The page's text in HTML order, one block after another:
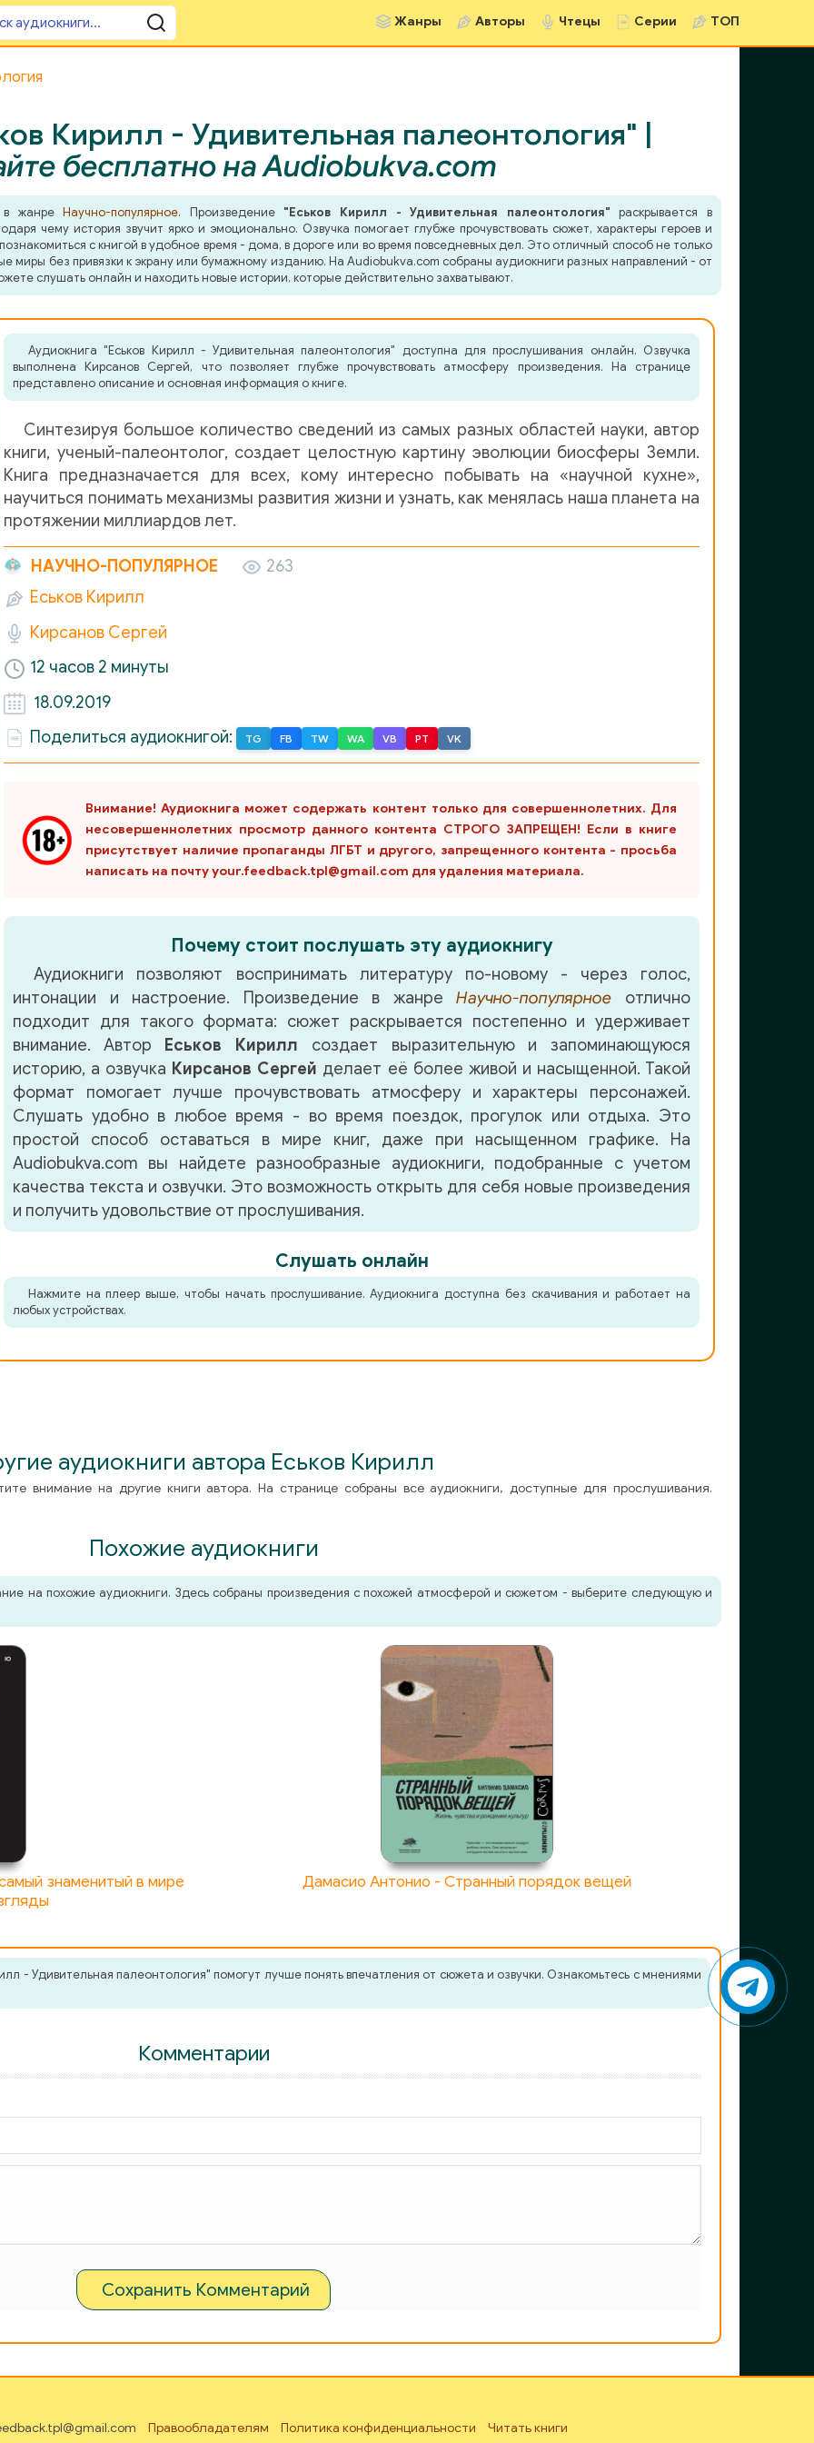
Жанры Авторы Чтецы Серии ТОП
Кирилл - Удивительная палеонтология" |
бесплатно на Audiobukva.com
в жанреНаучно-популярное. Произведение "Еськов Кирилл - Удивительная палеонтология" раскрывается в
чему история звучит ярко и эмоционально. Озвучка помогает глубже прочувствовать сюжет, характеры героев и
с книгой в удобное время - дома, в дороге или во время повседневных дел. Это отличный способ не только
миры без привязки к экрану или бумажному изданию. На Audiobukva.com собраны аудиокниги разных направлений - от
слушать онлайн и находить новые истории, которые действительно захватывают.
Аудиокнига "Еськов Кирилл - Удивительная палеонтология" доступна для прослушивания онлайн. Озвучка
выполнена Кирсанов Сергей, что позволяет глубже прочувствовать атмосферу произведения. На странице
представлено описание и основная информация о книге.
Синтезируя большое количество сведений из самых разных областей науки, автор
книги, ученый-палеонтолог, создает целостную картину эволюции биосферы Земли.
Книга предназначается для всех, кому интересно побывать на «научной кухне»,
научиться понимать механизмы развития жизни и узнать, как менялась наша планета на
протяжении миллиардов лет.
НАУЧНО-ПОПУЛЯРНОЕ
263
Еськов Кирилл
Кирсанов Сергей
12 часов 2 минуты
18.09.2019
Поделиться аудиокнигой:
TG FB TW WA VB PT VK
Внимание! Аудиокнига может содержать контент только для совершеннолетних. Для
несовершеннолетних просмотр данного контента СТРОГО ЗАПРЕЩЕН! Если в книге
присутствует наличие пропаганды ЛГБТ и другого, запрещенного контента - просьба
написать на почту your.feedback.tpl@gmail.com для удаления материала.
Почему стоит послушать эту аудиокнигу
Аудиокниги позволяют воспринимать литературу по-новому - через голос,
интонации и настроение. Произведение в жанреНаучно-популярное отлично
подходит для такого формата: сюжет раскрывается постепенно и удерживает
внимание. Автор
Еськов Кирилл создает выразительную и запоминающуюся
историю, а озвучка Кирсанов Сергей делает её более живой и насыщенной. Такой
формат помогает лучше прочувствовать атмосферу и характеры персонажей.
Слушать удобно в любое время - во время поездок, прогулок или отдыха. Это
простой способ оставаться в мире книг, даже при насыщенном графике. На
Audiobukva.com вы найдете разнообразные аудиокниги, подобранные с учетом
качества текста и озвучки. Это возможность открыть для себя новые произведения
и получить удовольствие от прослушивания.
Слушать онлайн
Нажмите на плеер выше, чтобы начать прослушивание. Аудиокнига доступна без скачивания и работает на
любых устройствах.
аудиокниги автора Еськов Кирилл
внимание на другие книги автора. На странице собраны все аудиокниги, доступные для прослушивания.
Похожие аудиокниги
на похожие аудиокниги. Здесь собраны произведения с похожей атмосферой и сюжетом - выберите следующую и
знаменитый в мире
Дамасио Антонио - Странный порядок вещей
- Удивительная палеонтология" помогут лучше понять впечатления от сюжета и озвучки. Ознакомьтесь с мнениями
Комментарии
Сохранить Комментарий
Правообладателям Политика конфиденциальности Читать книги